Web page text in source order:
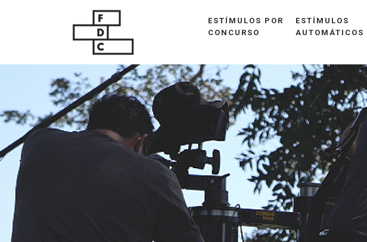
ESTÍMULOS POR
CONCURSO
ESTÍMULOS
AUTOMÁTICOS